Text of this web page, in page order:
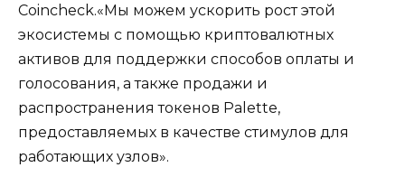
Coincheck.«Мы можем ускорить рост этой
экосистемы с помощью криптовалютных
активов для поддержки способов оплаты и
голосования, а также продажи и
распространения токенов Palette,
предоставляемых в качестве стимулов для
работающих узлов».